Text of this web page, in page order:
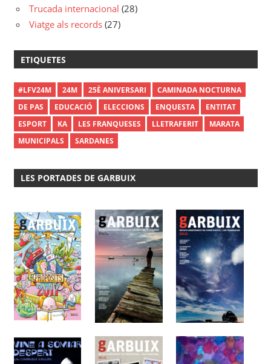
Trucada internacional (28)
Viatge als records (27)
ETIQUETES
#LFV24M 24M 25È ANIVERSARI
CAMINADA NOCTURNA
DE PAS
EDUCACIÓ ELECCIONS ENQUESTA
ENTITAT
ESPORT
KA LES FRANQUESES LLETRAFERIT
MARATA
MUNICIPALS
SARDANES
LES PORTADES DE GARBUIX